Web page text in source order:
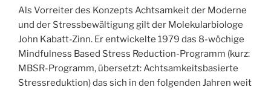
Als Vorreiter des Konzepts Achtsamkeit der Moderne
und der Stressbewältigung gilt der Molekularbiologe
John Kabatt-Zinn. Er entwickelte 1979 das 8-wöchige
Mindfulness Based Stress Reduction-Programm (kurz:
MBSR-Programm, übersetzt: Achtsamkeitsbasierte
Stressreduktion) das sich in den folgenden Jahren weit